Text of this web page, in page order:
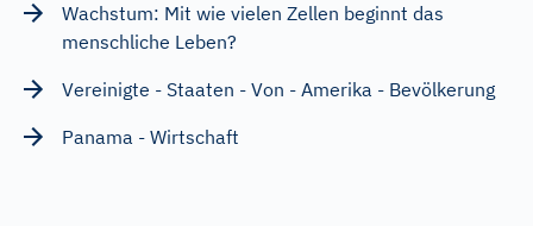
Wachstum: Mit wie vielen Zellen beginnt das
menschliche Leben?
Vereinigte - Staaten - Von - Amerika - Bevölkerung
Panama - Wirtschaft